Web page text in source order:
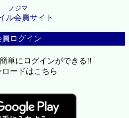
ノジマ
ル会員サイト
員ログイン
単にログインができる!!
ロードはこちら